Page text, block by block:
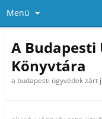
Menü
A Budapesti
Könyvtára
a budapesti ügyvédek zárt